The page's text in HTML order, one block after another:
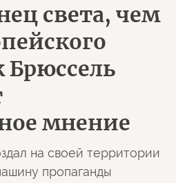
света, чем
Брюссель
мнение
на своей территории
пропаганды